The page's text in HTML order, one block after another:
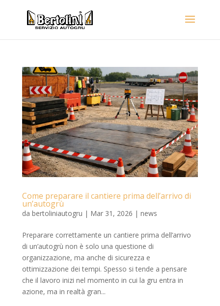
Come preparare il cantiere prima dell’arrivo di
un’autogrù
da bertoliniautogru | Mar 31, 2026 | news
Preparare correttamente un cantiere prima dell’arrivo
di un’autogrù non è solo una questione di
organizzazione, ma anche di sicurezza e
ottimizzazione dei tempi. Spesso si tende a pensare
che il lavoro inizi nel momento in cui la gru entra in
azione, ma in realtà gran...